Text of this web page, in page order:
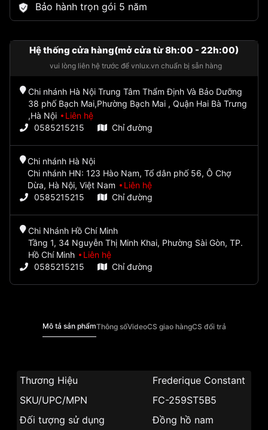
Bảo hành trọn gói 5 năm
Hệ thống cửa hàng(mở cửa từ 8h:00 - 22h:00)
vui lòng liên hệ trước để vnlux.vn chuẩn bị sẵn hàng
Chi nhánh Hà Nội Trung Tâm Thẩm Định Và Bảo Dưỡng
38 phố Bạch Mai,Phường Bạch Mai , Quận Hai Bà Trưng
,Hà Nội
Liên hệ
0585215215
Chỉ đường
Chi nhánh Hà Nội
Chi nhánh HN: 123 Hào Nam, Tổ dân phố 56, Ô Chợ
Dừa, Hà Nội, Việt Nam
Liên hệ
0585215215
Chỉ đường
Chi Nhánh Hồ Chí Minh
Tầng 1, 34 Nguyễn Thị Minh Khai, Phường Sài Gòn, TP.
Hồ Chí Minh
Liên hệ
0585215215
Chỉ đường
Mô tả sản phẩmThông sốVideoCS giao hàngCS đổi trả
Thương Hiệu
Frederique Constant
SKU/UPC/MPN
FC-259ST5B5
Đối tượng sử dụng
Đồng hồ nam